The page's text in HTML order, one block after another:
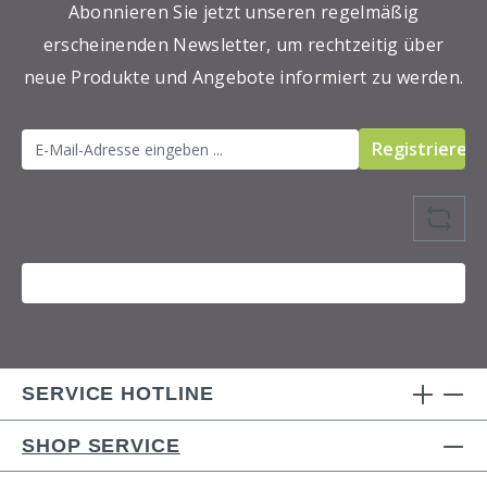
Traubenkernöl Walnussöl Zitrone auf
Olivenöl Detaillierte Infos zu den einzelnen
Artikeln erhalten Sie durch einen Klick auf
den jeweiligen Link.
Abonnieren Sie jetzt unseren regelmäßig
erscheinenden Newsletter, um rechtzeitig über
neue Produkte und Angebote informiert zu werden.
Registrieren
SERVICE HOTLINE
SHOP SERVICE